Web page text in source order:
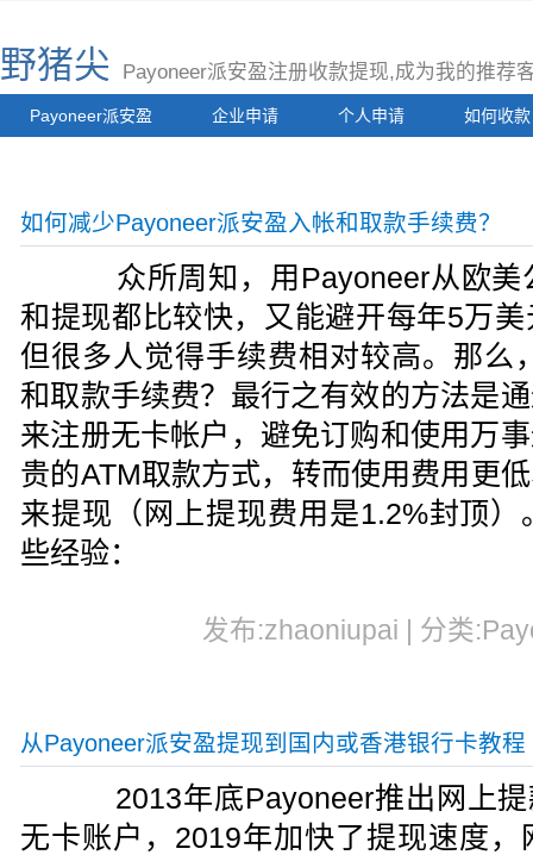
野猪尖 Payoneer派安盈注册收款提现,成为我的推荐
Payoneer派安盈 企业申请 个人申请 如何收款
如何减少Payoneer派安盈入帐和取款手续费？
众所周知，用Payoneer从欧美
和提现都比较快，又能避开每年5万
但很多人觉得手续费相对较高。那么
和取款手续费？最行之有效的方法是
来注册无卡帐户，避免订购和使用万
贵的ATM取款方式，转而使用费用更
来提现（网上提现费用是1.2%封顶
些经验：
发布:zhaoniupai | 分类
从Payoneer派安盈提现到国内或香港银行卡教程
2013年底Payoneer推出网上提
无卡账户，2019年加快了提现速度